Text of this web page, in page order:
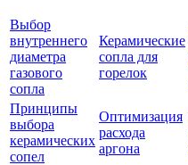
Выбор
внутреннего
диаметра
газового
сопла
Керамические
сопла для
горелок
Принципы
выбора
керамических
сопел
Оптимизация
расхода
аргона